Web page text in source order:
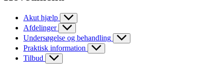
Akut hjælp
Afdelinger
Undersøgelse og behandling
Praktisk information
Tilbud